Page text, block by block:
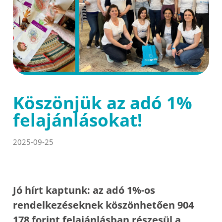
Köszönjük az adó 1%
felajánlásokat!
2025-09-25
Jó hírt kaptunk: az adó 1%-os
rendelkezéseknek köszönhetően 904